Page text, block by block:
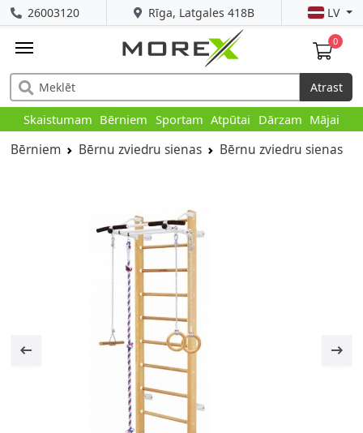
Rīga, Latgales 418B
26003120 LV
0
Atrast
Skaistumam Bērniem Sportam Atpūtai Dārzam Mājai
Bērniem Bērnu zviedru sienas Bērnu zviedru sienas